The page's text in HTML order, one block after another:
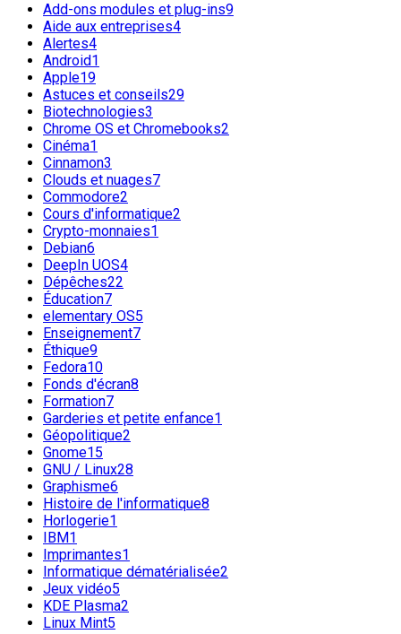
Add-ons modules et plug-ins9
Aide aux entreprises4
Alertes4
Android1
Apple19
Astuces et conseils29
Biotechnologies3
Chrome OS et Chromebooks2
Cinéma1
Cinnamon3
Clouds et nuages7
Commodore2
Cours d'informatique2
Crypto-monnaies1
Debian6
DeepIn UOS4
Dépêches22
Éducation7
elementary OS5
Enseignement7
Éthique9
Fedora10
Fonds d'écran8
Formation7
Garderies et petite enfance1
Géopolitique2
Gnome15
GNU / Linux28
Graphisme6
Histoire de l'informatique8
Horlogerie1
IBM1
Imprimantes1
Informatique dématérialisée2
Jeux vidéo5
KDE Plasma2
Linux Mint5